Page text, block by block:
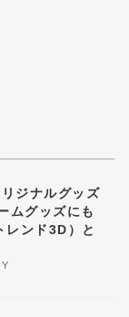
ジナルグッズ
ムグッズにも
ンド3D）と